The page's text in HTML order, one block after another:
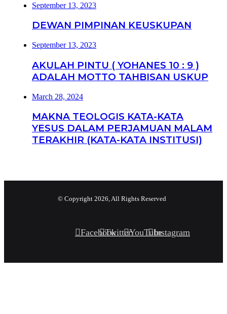
September 13, 2023
DEWAN PIMPINAN KEUSKUPAN
September 13, 2023
AKULAH PINTU ( YOHANES 10 : 9 )
ADALAH MOTTO TAHBISAN USKUP
March 28, 2024
MAKNA TEOLOGIS KATA-KATA
YESUS DALAM PERJAMUAN MALAM
TERAKHIR (KATA-KATA INSTITUSI)
© Copyright 2026, All Rights Reserved
FacebookTwitterYouTubeInstagram